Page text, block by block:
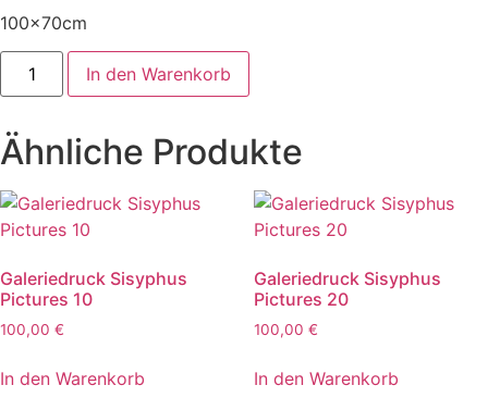
100x70cm
Galeriedruck
Sisyphus
Pictures
Menge
In den Warenkorb
Ähnliche Produkte
Galeriedruck Sisyphus
Pictures 10
100,00 €
In den Warenkorb
Galeriedruck Sisyphus
Pictures 20
100,00 €
In den Warenkorb